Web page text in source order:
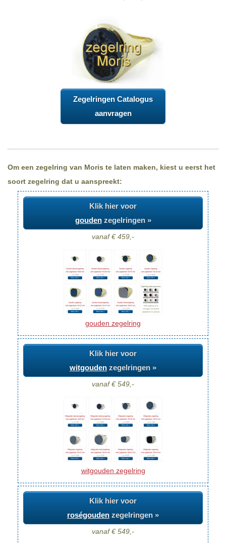
Zegelringen Catalogus
aanvragen
Om een zegelring van Moris te laten maken, kiest u eerst het
soort zegelring dat u aanspreekt:
Klik hier voor
goudenzegelringen »
vanaf € 459,-
gouden zegelring
Klik hier voor
witgouden zegelringen »
vanaf € 549,-
witgouden zegelring
Klik hier voor
roségouden zegelringen »
vanaf € 549,-